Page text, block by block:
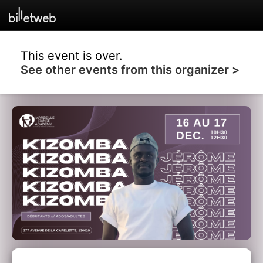
This event is over.
See other events from this organizer >